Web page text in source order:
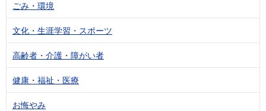
ごみ・環境
文化・生涯学習・スポーツ
高齢者・介護・障がい者
健康・福祉・医療
お悔やみ